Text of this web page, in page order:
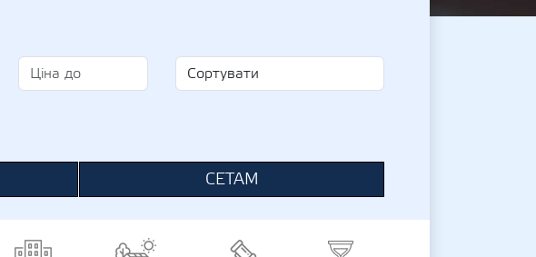
СЕТАМ